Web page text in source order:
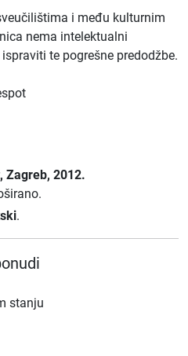
i među kulturnim
nema intelektualni
te pogrešne predodžbe.
, Zagreb, 2012.
.
stanju